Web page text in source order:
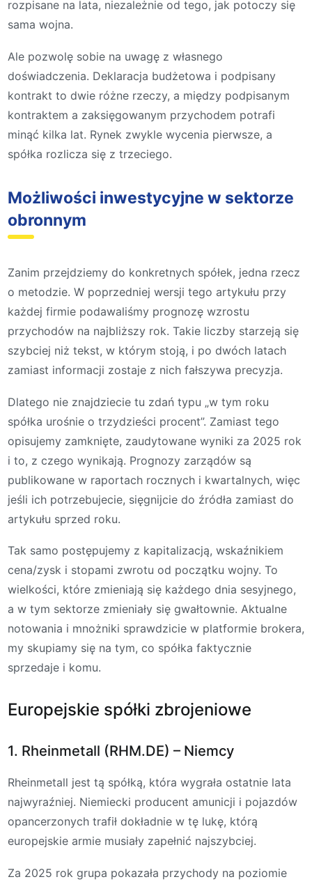
rozpisane na lata, niezależnie od tego, jak potoczy się
sama wojna.
Ale pozwolę sobie na uwagę z własnego
doświadczenia. Deklaracja budżetowa i podpisany
kontrakt to dwie różne rzeczy, a między podpisanym
kontraktem a zaksięgowanym przychodem potrafi
minąć kilka lat. Rynek zwykle wycenia pierwsze, a
spółka rozlicza się z trzeciego.
Możliwości inwestycyjne w sektorze
obronnym
Zanim przejdziemy do konkretnych spółek, jedna rzecz
o metodzie. W poprzedniej wersji tego artykułu przy
każdej firmie podawaliśmy prognozę wzrostu
przychodów na najbliższy rok. Takie liczby starzeją się
szybciej niż tekst, w którym stoją, i po dwóch latach
zamiast informacji zostaje z nich fałszywa precyzja.
Dlatego nie znajdziecie tu zdań typu „w tym roku
spółka urośnie o trzydzieści procent”. Zamiast tego
opisujemy zamknięte, zaudytowane wyniki za 2025 rok
i to, z czego wynikają. Prognozy zarządów są
publikowane w raportach rocznych i kwartalnych, więc
jeśli ich potrzebujecie, sięgnijcie do źródła zamiast do
artykułu sprzed roku.
Tak samo postępujemy z kapitalizacją, wskaźnikiem
cena/zysk i stopami zwrotu od początku wojny. To
wielkości, które zmieniają się każdego dnia sesyjnego,
a w tym sektorze zmieniały się gwałtownie. Aktualne
notowania i mnożniki sprawdzicie w platformie brokera,
my skupiamy się na tym, co spółka faktycznie
sprzedaje i komu.
Europejskie spółki zbrojeniowe
1. Rheinmetall (RHM.DE) – Niemcy
Rheinmetall jest tą spółką, która wygrała ostatnie lata
najwyraźniej. Niemiecki producent amunicji i pojazdów
opancerzonych trafił dokładnie w tę lukę, którą
europejskie armie musiały zapełnić najszybciej.
Za 2025 rok grupa pokazała przychody na poziomie